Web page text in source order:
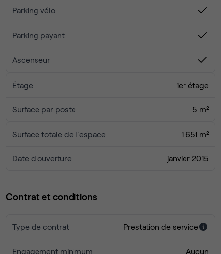
animés du quartier.
Parking vélo
Parking payant
Ascenseur
Étage 1er étage
Surface par poste 5 m²
Surface totale de l'espace 1 651 m²
Date d'ouverture janvier 2015
Contrat et conditions
Type de contrat Prestation de service
Engagement minimum Aucun